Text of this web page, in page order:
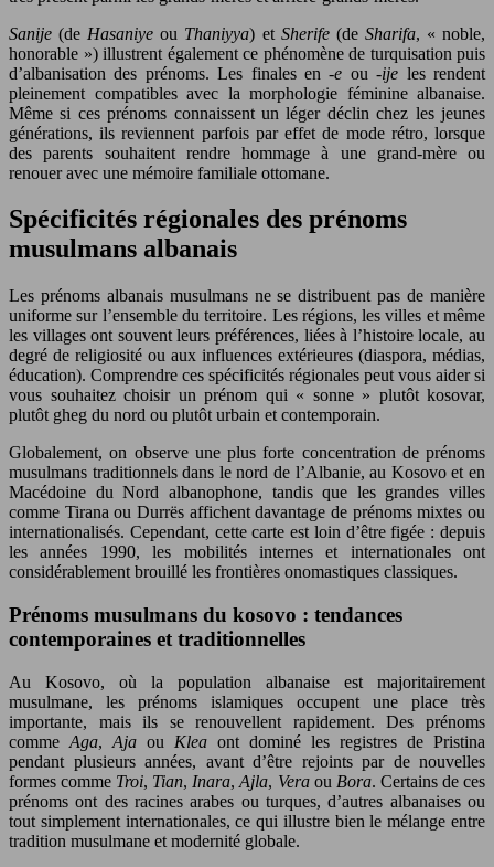
Sanije (de Hasaniye ou Thaniyya) et Sherife(de Sharifa, « noble,
honorable ») illustrent également ce phénomène de turquisation puis
d’albanisation des prénoms. Les finales en-e ou-ije les rendent
pleinement compatibles avec la morphologie féminine albanaise.
Même si ces prénoms connaissent un léger déclin chez les jeunes
générations, ils reviennent parfois par effet de mode rétro, lorsque
des parents souhaitent rendre hommage à une grand-mère ou
renouer avec une mémoire familiale ottomane.
Spécificités régionales des prénoms
musulmans albanais
Les prénoms albanais musulmans ne se distribuent pas de manière
uniforme sur l’ensemble du territoire. Les régions, les villes et même
les villages ont souvent leurs préférences, liées à l’histoire locale, au
degré de religiosité ou aux influences extérieures (diaspora, médias,
éducation). Comprendre ces spécificités régionales peut vous aider si
vous souhaitez choisir un prénom qui « sonne » plutôt kosovar,
plutôt gheg du nord ou plutôt urbain et contemporain.
Globalement, on observe une plus forte concentration de prénoms
musulmans traditionnels dans le nord de l’Albanie, au Kosovo et en
Macédoine du Nord albanophone, tandis que les grandes villes
comme Tirana ou Durrës affichent davantage de prénoms mixtes ou
internationalisés. Cependant, cette carte est loin d’être figée : depuis
les années 1990, les mobilités internes et internationales ont
considérablement brouillé les frontières onomastiques classiques.
Prénoms musulmans du kosovo : tendances
contemporaines et traditionnelles
Au Kosovo, où la population albanaise est majoritairement
musulmane, les prénoms islamiques occupent une place très
importante, mais ils se renouvellent rapidement. Des prénoms
comme Aga, Aja ou Klea ont dominé les registres de Pristina
pendant plusieurs années, avant d’être rejoints par de nouvelles
formes comme Troi, Tian, Inara,Ajla, Veraou Bora. Certains de ces
prénoms ont des racines arabes ou turques, d’autres albanaises ou
tout simplement internationales, ce qui illustre bien le mélange entre
tradition musulmane et modernité globale.